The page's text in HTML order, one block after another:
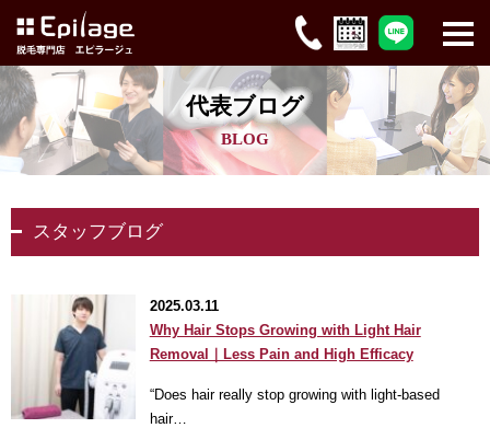
代表ブログ
BLOG
スタッフブログ
2025.03.11
Why Hair Stops Growing with Light Hair
Removal｜Less Pain and High Efficacy
“Does hair really stop growing with light-based
hair…